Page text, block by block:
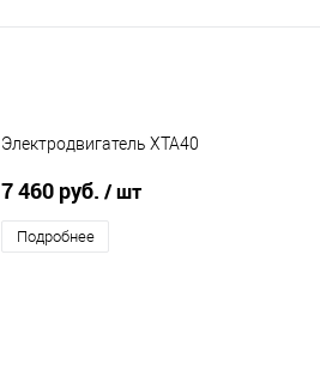
Электродвигатель XTA40
7 460 руб. / шт
Подробнее